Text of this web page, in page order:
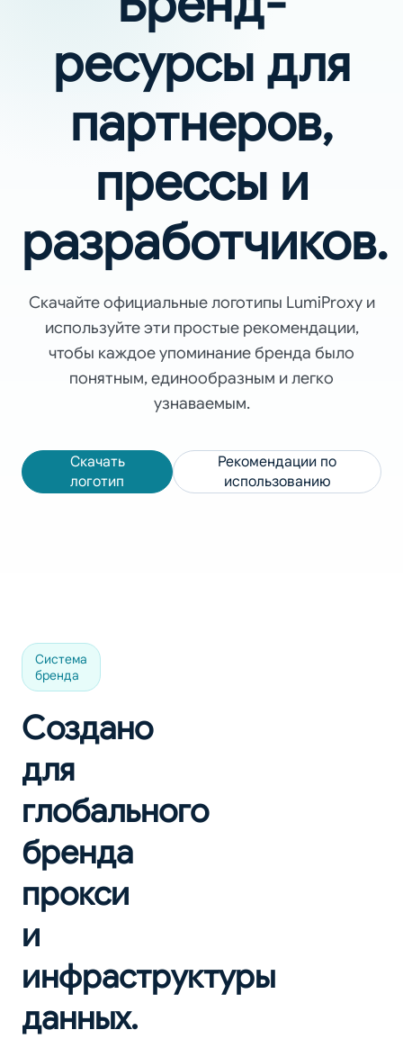
ресурсы для
партнеров,
прессы и
разработчиков.
Скачайте официальные логотипы LumiProxy и
используйте эти простые рекомендации,
чтобы каждое упоминание бренда было
понятным, единообразным и легко
узнаваемым.
Скачать
логотип
Рекомендации по
использованию
Система
бренда
Создано
для
глобального
бренда
прокси
и
инфраструктуры
данных.